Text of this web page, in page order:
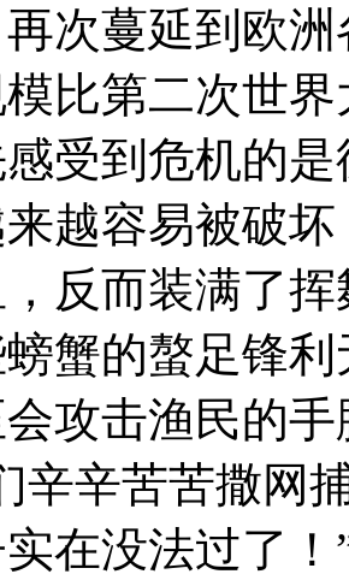
次蔓延到欧
比第二次世
到危机的是
越容易被破
反而装满了
的螯足锋利
攻击渔民的
辛辛苦苦撒网
在没法过了！